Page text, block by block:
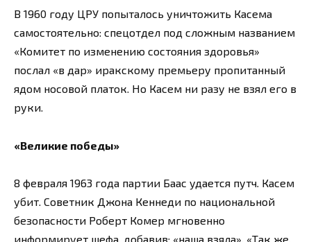
В 1960 году ЦРУ попыталось уничтожить Касема
самостоятельно: спецотдел под сложным названием
«Комитет по изменению состояния здоровья»
послал «в дар» иракскому премьеру пропитанный
ядом носовой платок. Но Касем ни разу не взял его в
руки.
«Великие победы»
8 февраля 1963 года партии Баас удается путч. Касем
убит. Советник Джона Кеннеди по национальной
безопасности Роберт Комер мгновенно
информирует шефа, добавив: «наша взяла». «Так же,